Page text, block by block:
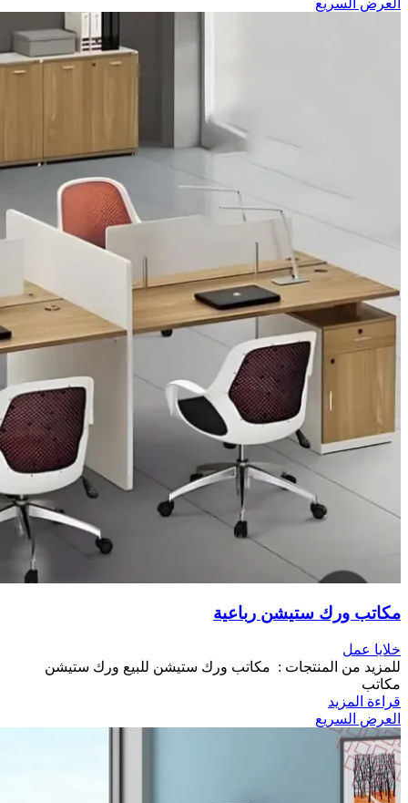
مكاتب ورك ستيشن رباعية
خلايا عمل
للمزيد من المنتجات : مكاتب ورك ستيشن للبيع ورك ستيشن
مكاتب
قراءة المزيد
العرض السريع